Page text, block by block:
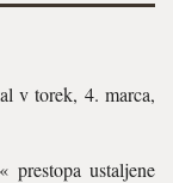
v torek, 4. marca,
ustaljene